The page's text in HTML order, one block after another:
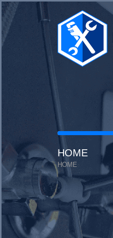
HOME
HOME